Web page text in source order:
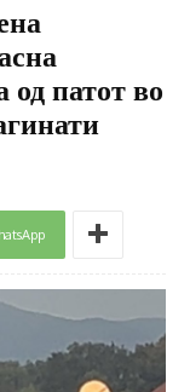
од патот во